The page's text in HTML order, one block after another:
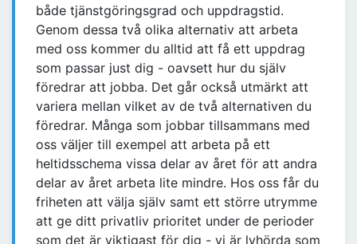
både tjänstgöringsgrad och uppdragstid.
Genom dessa två olika alternativ att arbeta
med oss kommer du alltid att få ett uppdrag
som passar just dig - oavsett hur du själv
föredrar att jobba. Det går också utmärkt att
variera mellan vilket av de två alternativen du
föredrar. Många som jobbar tillsammans med
oss väljer till exempel att arbeta på ett
heltidsschema vissa delar av året för att andra
delar av året arbeta lite mindre. Hos oss får du
friheten att välja själv samt ett större utrymme
att ge ditt privatliv prioritet under de perioder
som det är viktigast för dig - vi är lyhörda som